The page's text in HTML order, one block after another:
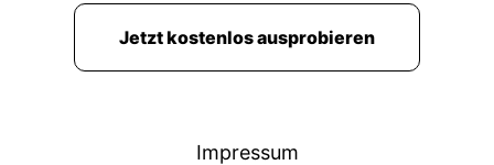
Jetzt kostenlos ausprobieren
Impressum